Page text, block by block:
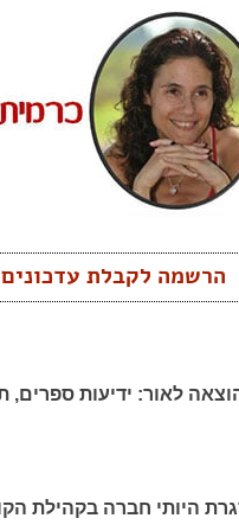
הרשמה לקבלת עדכונים
לאור: ידיעות ספרים,
היותי חברה בקהילת